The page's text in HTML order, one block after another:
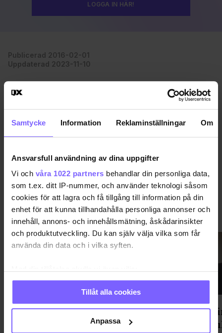
Samtycke Information Reklaminställningar Om
Ansvarsfull användning av dina uppgifter
Vi och våra 1022 partners behandlar din personliga data,
som t.ex. ditt IP-nummer, och använder teknologi såsom
cookies för att lagra och få tillgång till information på din
enhet för att kunna tillhandahålla personliga annonser och
innehåll, annons- och innehållsmätning, åskådarinsikter
och produktutveckling. Du kan själv välja vilka som får
använda din data och i vilka syften.
Samla in information om din geografiska plats
som kan ha en noggrannhet på upp till flera meter
Identifiera din enhet genom att aktivt skanna den
för specifika kännetecken (fingeravtryck)
Tillåt alla cookies
Anpassa
LOGGA IN HÄR!
Publicerad 2016-02-01
Uppdaterad 2023-11-10
VIMMEL
DELA DEN HÄR ARTIKELN
VIMMEL VISA MER VIMMEL
Gondolenhuset fixade After
Parade-fest med mingel, mat och